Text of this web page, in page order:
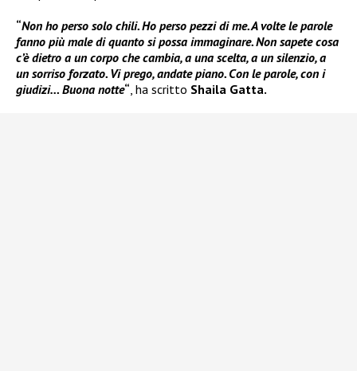
“Non ho perso solo chili. Ho perso pezzi di me. A volte le parole
fanno più male di quanto si possa immaginare. Non sapete cosa
c’è dietro a un corpo che cambia, a una scelta, a un silenzio, a
un sorriso forzato. Vi prego, andate piano. Con le parole, con i
giudizi… Buona notte“, ha scritto Shaila Gatta.